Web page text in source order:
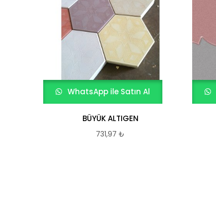
WhatsApp ile Satın Al
BÜYÜK ALTIGEN
731,97 ₺